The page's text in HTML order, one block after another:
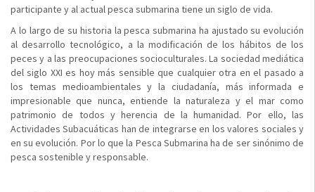
participante y al actual pesca submarina tiene un siglo de vida.
A lo largo de su historia la pesca submarina ha ajustado su evolución
al desarrollo tecnológico, a la modificación de los hábitos de los
peces y a las preocupaciones socioculturales. La sociedad mediática
del siglo XXI es hoy más sensible que cualquier otra en el pasado a
los temas medioambientales y la ciudadanía, más informada e
impresionable que nunca, entiende la naturaleza y el mar como
patrimonio de todos y herencia de la humanidad. Por ello, las
Actividades Subacuáticas han de integrarse en los valores sociales y
en su evolución. Por lo que la Pesca Submarina ha de ser sinónimo de
pesca sostenible y responsable.